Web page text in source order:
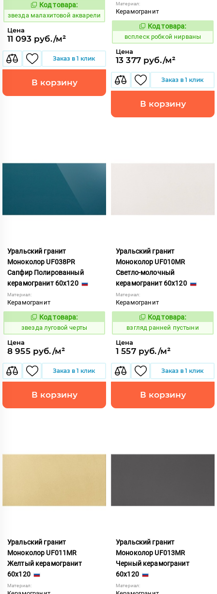
444000
Код товара:
звезда малахитовой акварели
Цена
11 093 руб./м²
Заказ в 1 клик
В корзину
Материал:
Керамогранит
244184
Код товара:
всплеск робкой нирваны
Цена
13 377 руб./м²
Заказ в 1 клик
В корзину
Уральский гранит
Моноколор UF038PR
Сапфир Полированный
керамогранит 60x120
Материал:
Керамогранит
443745
Код товара:
звезда луговой черты
Цена
8 955 руб./м²
Заказ в 1 клик
В корзину
Уральский гранит
Моноколор UF010MR
Светло-молочный
керамогранит 60x120
Материал:
Керамогранит
134700
Код товара:
взгляд ранней пустыни
Цена
1 557 руб./м²
Заказ в 1 клик
В корзину
Уральский гранит
Моноколор UF011MR
Желтый керамогранит
60x120
Материал:
Уральский гранит
Моноколор UF013MR
Черный керамогранит
60x120
Материал: